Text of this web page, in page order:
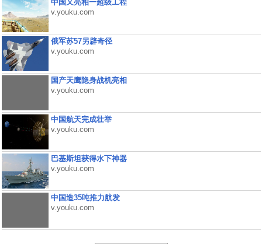
中国又亮相一超级工程
v.youku.com
俄军苏57另辟奇径
v.youku.com
国产天鹰隐身战机亮相
v.youku.com
中国航天完成壮举
v.youku.com
巴基斯坦获得水下神器
v.youku.com
中国造35吨推力航发
v.youku.com